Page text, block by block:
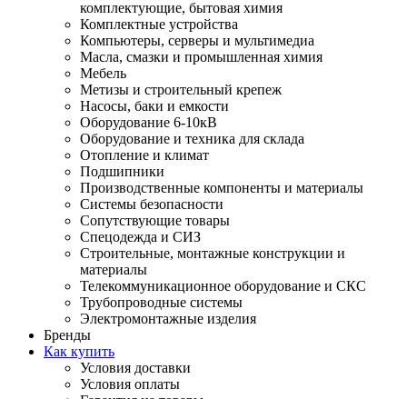
комплектующие, бытовая химия
Комплектные устройства
Компьютеры, серверы и мультимедиа
Масла, смазки и промышленная химия
Мебель
Метизы и строительный крепеж
Насосы, баки и емкости
Оборудование 6-10кВ
Оборудование и техника для склада
Отопление и климат
Подшипники
Производственные компоненты и материалы
Системы безопасности
Сопутствующие товары
Спецодежда и СИЗ
Строительные, монтажные конструкции и
материалы
Телекоммуникационное оборудование и СКС
Трубопроводные системы
Электромонтажные изделия
Бренды
Как купить
Условия доставки
Условия оплаты